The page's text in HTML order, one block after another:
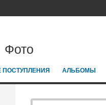
Фото
АЛЬБОМЫ